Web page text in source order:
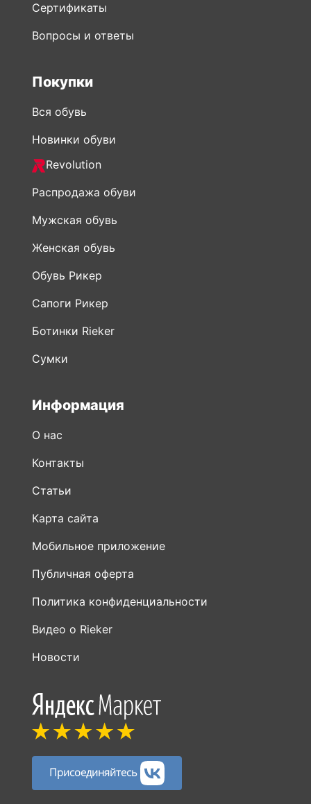
Сертификаты
Вопросы и ответы
Покупки
Вся обувь
Новинки обуви
Revolution
Распродажа обуви
Мужская обувь
Женская обувь
Обувь Рикер
Сапоги Рикер
Ботинки Rieker
Сумки
Информация
О нас
Контакты
Статьи
Карта сайта
Мобильное приложение
Публичная оферта
Политика конфиденциальности
Видео о Rieker
Новости
Присоединяйтесь